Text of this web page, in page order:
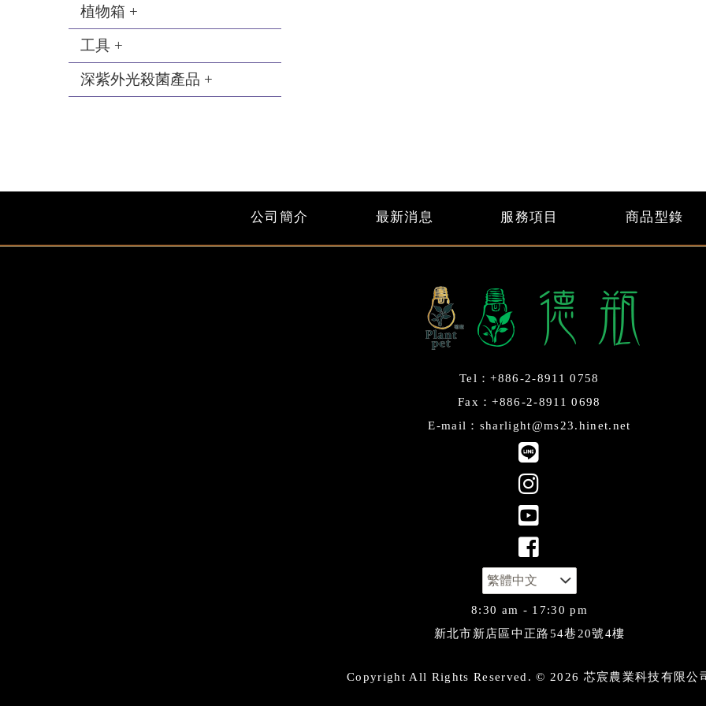
植物箱 +
工具 +
深紫外光殺菌產品 +
公司簡介 最新消息 服務項目 商品型錄
Tel：+886-2-8911 0758
Fax：+886-2-8911 0698
E-mail：sharlight@ms23.hinet.net
8:30 am - 17:30 pm
新北市新店區中正路54巷20號4樓
Copyright All Rights Reserved. © 2026 芯宸農業科技有限公